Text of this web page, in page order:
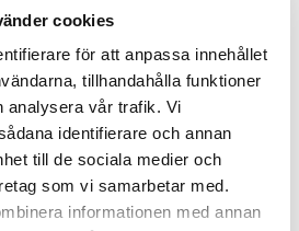
cookies
för att anpassa innehållet
tillhandahålla funktioner
analysera vår trafik. Vi
identifierare och annan
till de sociala medier och
som vi samarbetar med.
informationen med annan
nu tillsammans som ett block
vilket gör texten mindre och
karuseller: lägg
och en stödjande rubrik på bild två
inledning och se till
egen tydlig tanke eftersom fler bara
svepar vidare.